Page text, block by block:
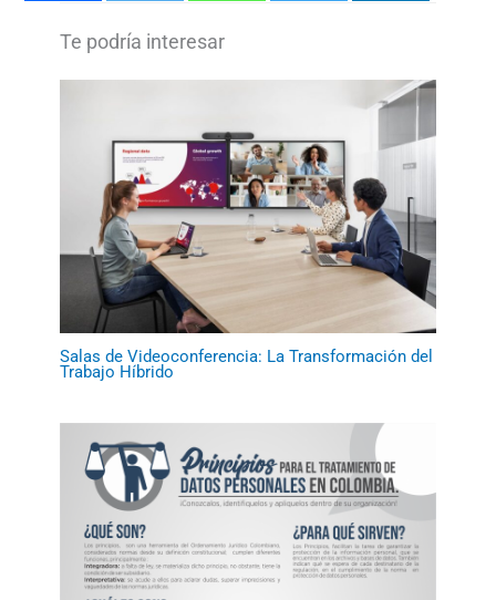
Salas de Videoconferencia: La Transformación del
Trabajo Híbrido